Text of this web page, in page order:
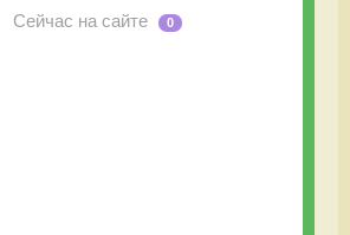
Сейчас на сайте 0